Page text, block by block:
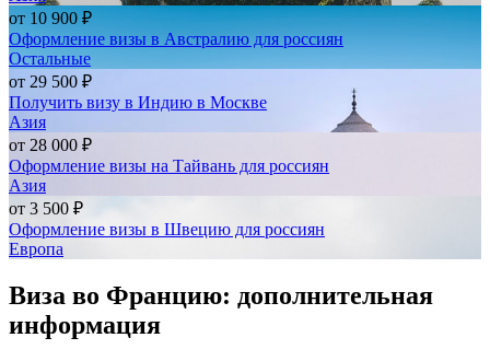
от 10 900 ₽
Оформление визы в Австралию для россиян
Остальные
от 29 500 ₽
Получить визу в Индию в Москве
Азия
от 28 000 ₽
Оформление визы на Тайвань для россиян
Азия
от 3 500 ₽
Оформление визы в Швецию для россиян
Европа
Виза во Францию: дополнительная
информация